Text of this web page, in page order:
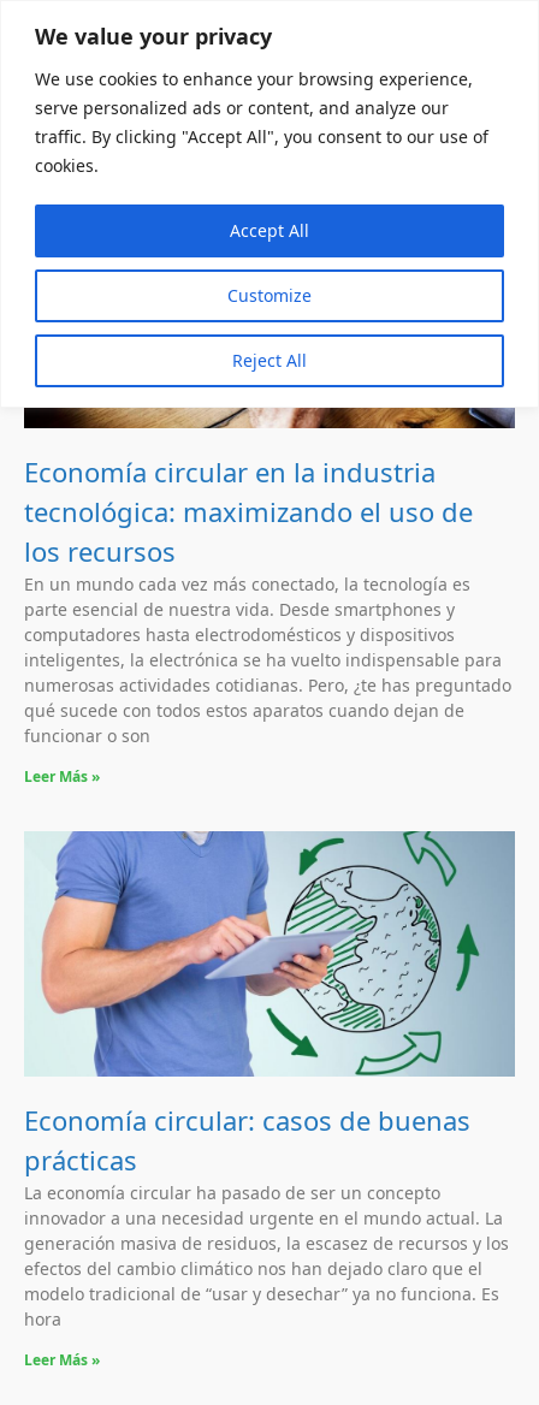
We value your privacy
We use cookies to enhance your browsing experience,
serve personalized ads or content, and analyze our
traffic. By clicking "Accept All", you consent to our use of
cookies.
Customize
Reject All
Accept All
Economía circular en la industria
tecnológica: maximizando el uso de
los recursos
En un mundo cada vez más conectado, la tecnología es
parte esencial de nuestra vida. Desde smartphones y
computadores hasta electrodomésticos y dispositivos
inteligentes, la electrónica se ha vuelto indispensable para
numerosas actividades cotidianas. Pero, ¿te has preguntado
qué sucede con todos estos aparatos cuando dejan de
funcionar o son
Leer Más »
Economía circular: casos de buenas
prácticas
La economía circular ha pasado de ser un concepto
innovador a una necesidad urgente en el mundo actual. La
generación masiva de residuos, la escasez de recursos y los
efectos del cambio climático nos han dejado claro que el
modelo tradicional de “usar y desechar” ya no funciona. Es
hora
Leer Más »